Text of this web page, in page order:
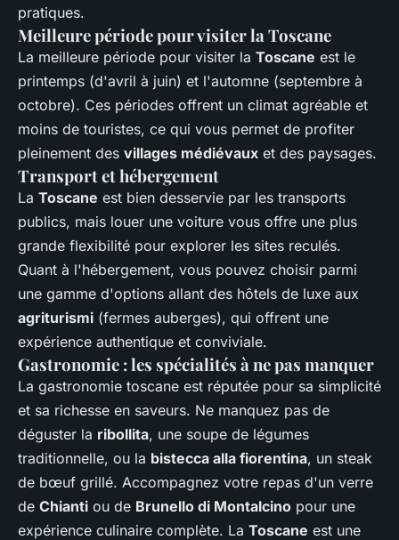
pratiques.
Meilleure période pour visiter la Toscane
La meilleure période pour visiter la Toscane est le
printemps (d'avril à juin) et l'automne (septembre à
octobre). Ces périodes offrent un climat agréable et
moins de touristes, ce qui vous permet de profiter
pleinement des villages médiévaux et des paysages.
Transport et hébergement
La Toscane est bien desservie par les transports
publics, mais louer une voiture vous offre une plus
grande flexibilité pour explorer les sites reculés.
Quant à l'hébergement, vous pouvez choisir parmi
une gamme d'options allant des hôtels de luxe aux
agriturismi (fermes auberges), qui offrent une
expérience authentique et conviviale.
Gastronomie : les spécialités à ne pas manquer
La gastronomie toscane est réputée pour sa simplicité
et sa richesse en saveurs. Ne manquez pas de
déguster la ribollita, une soupe de légumes
traditionnelle, ou la bistecca alla fiorentina, un steak
de bœuf grillé. Accompagnez votre repas d'un verre
de Chianti ou de Brunello di Montalcino pour une
expérience culinaire complète. La Toscane est une